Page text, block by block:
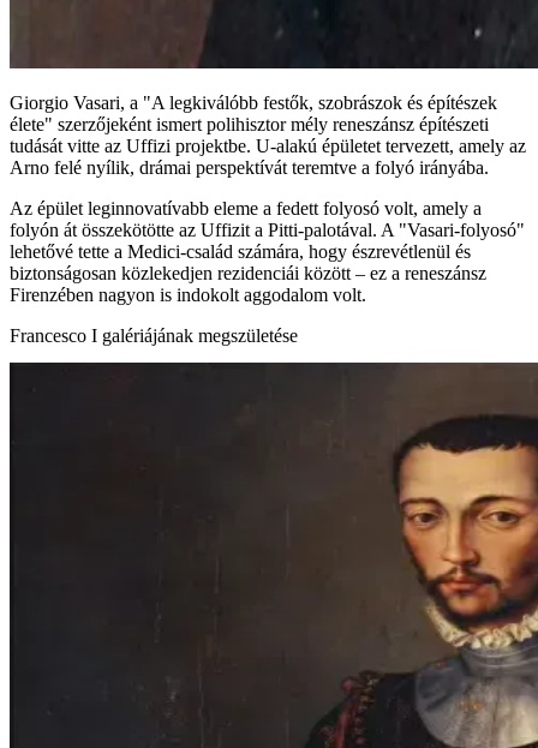
Giorgio Vasari, a "A legkiválóbb festők, szobrászok és építészek
élete" szerzőjeként ismert polihisztor mély reneszánsz építészeti
tudását vitte az Uffizi projektbe. U-alakú épületet tervezett, amely az
Arno felé nyílik, drámai perspektívát teremtve a folyó irányába.
Az épület leginnovatívabb eleme a fedett folyosó volt, amely a
folyón át összekötötte az Uffizit a Pitti-palotával. A "Vasari-folyosó"
lehetővé tette a Medici-család számára, hogy észrevétlenül és
biztonságosan közlekedjen rezidenciái között – ez a reneszánsz
Firenzében nagyon is indokolt aggodalom volt.
Francesco I galériájának megszületése